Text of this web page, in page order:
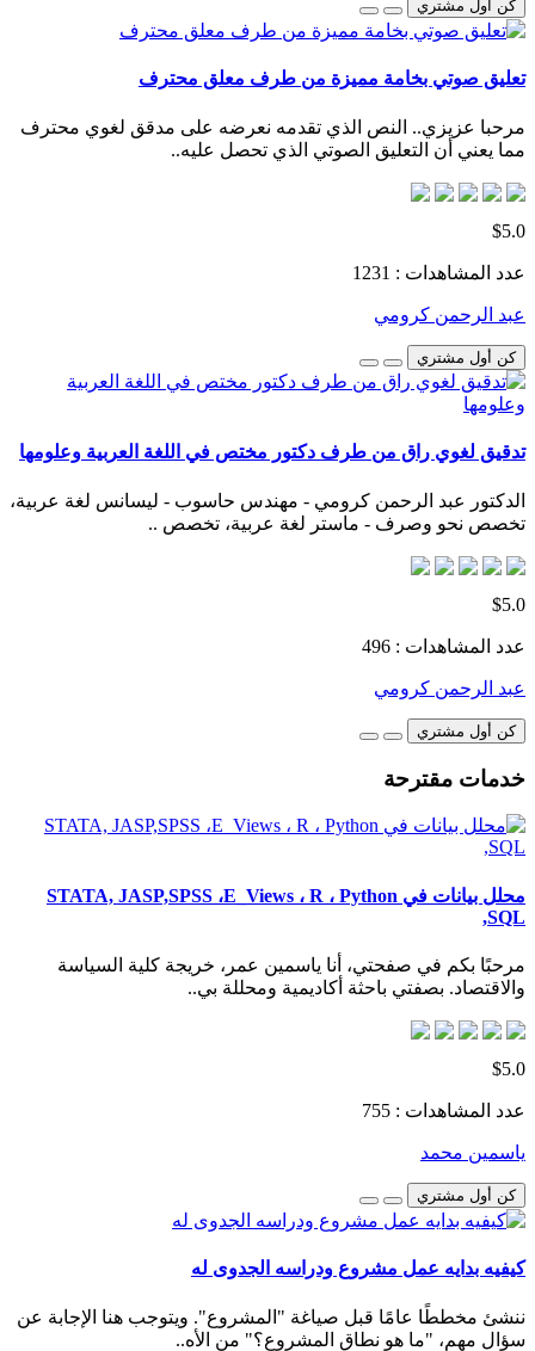
كن أول مشتري
تعليق صوتي بخامة مميزة من طرف معلق محترف
مرحبا عزيزي.. النص الذي تقدمه نعرضه على مدقق لغوي محترف
مما يعني أن التعليق الصوتي الذي تحصل عليه..
$5.0
عدد المشاهدات : 1231
عبد الرحمن كرومي
كن أول مشتري
تدقيق لغوي راق من طرف دكتور مختص في اللغة العربية وعلومها
الدكتور عبد الرحمن كرومي - مهندس حاسوب - ليسانس لغة عربية،
تخصص نحو وصرف - ماستر لغة عربية، تخصص ..
$5.0
عدد المشاهدات : 496
عبد الرحمن كرومي
كن أول مشتري
خدمات مقترحة
محلل بيانات في STATA, JASP,SPSS ،E_Views ، R ، Python
,SQL
مرحبًا بكم في صفحتي، أنا ياسمين عمر، خريجة كلية السياسة
والاقتصاد. بصفتي باحثة أكاديمية ومحللة بي..
$5.0
عدد المشاهدات : 755
ياسمين محمد
كن أول مشتري
كيفيه بدايه عمل مشروع ودراسه الجدوى له
ننشئ مخططًا عامًا قبل صياغة "المشروع". ويتوجب هنا الإجابة عن
سؤال مهم، "ما هو نطاق المشروع؟" من الأه..